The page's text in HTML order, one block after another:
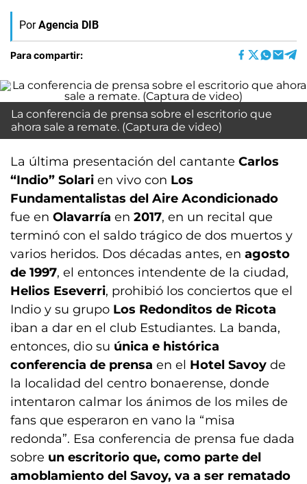
Por Agencia DIB
Para compartir:
La conferencia de prensa sobre el escritorio que
ahora sale a remate. (Captura de video)
La última presentación del cantante Carlos
“Indio” Solari en vivo con Los
Fundamentalistas del Aire Acondicionado
fue en Olavarría en 2017, en un recital que
terminó con el saldo trágico de dos muertos y
varios heridos. Dos décadas antes, en agosto
de 1997, el entonces intendente de la ciudad,
Helios Eseverri, prohibió los conciertos que el
Indio y su grupo Los Redonditos de Ricota
iban a dar en el club Estudiantes. La banda,
entonces, dio su única e histórica
conferencia de prensa en el Hotel Savoy de
la localidad del centro bonaerense, donde
intentaron calmar los ánimos de los miles de
fans que esperaron en vano la “misa
redonda”. Esa conferencia de prensa fue dada
sobre un escritorio que, como parte del
amoblamiento del Savoy, va a ser rematado